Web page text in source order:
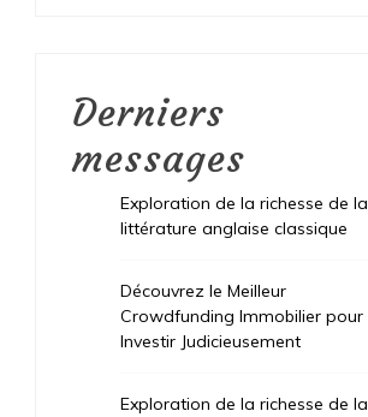
Derniers
messages
Exploration de la richesse de la
littérature anglaise classique
Découvrez le Meilleur
Crowdfunding Immobilier pour
Investir Judicieusement
Exploration de la richesse de la